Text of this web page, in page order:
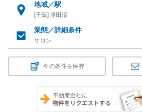
地域／駅
[千葉] 津田沼
業態／詳細条件
サロン
今の条件を保存